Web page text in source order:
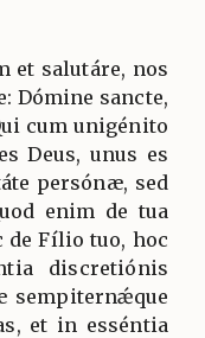
et salutáre, nos
Dómine sancte,
cum unigénito
Deus, unus es
persónæ, sed
enim de tua
de Fílio tuo, hoc
discretiónis
sempiternǽque
et in esséntia